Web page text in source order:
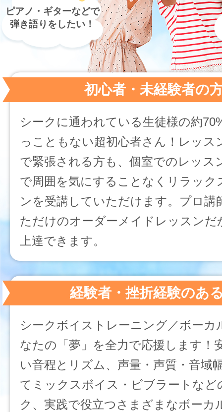
ピアノ・ギターなどで
弾き語りをしたい！
初心者・未経験者の
シークに通われている生徒様の約
っこともない超初心者さん！レッス
で緊張される方も、個室でのレッス
で周囲を気にすることなくリラック
ンを受講していただけます。プロ講
ただけのオーダーメイドレッスンだ
上達できます。
経験者・挫折経験のあ
シークボイストレーニング／ボーカ
なたの「夢」を全力で応援します！
い音程とリズム、声量・声質・音域
てミックスボイス・ビブラートなど
ク、実践で役立つさまざまなボーカ